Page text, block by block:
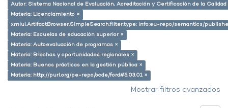
Autor: Sistema Nacional de Evaluación, Acreditación y Certificación de la
Materia: Licenciamiento ×
xmlui.ArtifactBrowser.SimpleSearch.filter.type: info:eu-repo/semantics/
Materia: Escuelas de educación superior ×
Materia: Autoevaluación de programas ×
Materia: Brechas y oportunidades regionales ×
Materia: Buenas prácticas en la gestión pública ×
Materia: http://purl.org/pe-repo/ocde/ford#5.03.01 ×
Mostrar filtros avanzados